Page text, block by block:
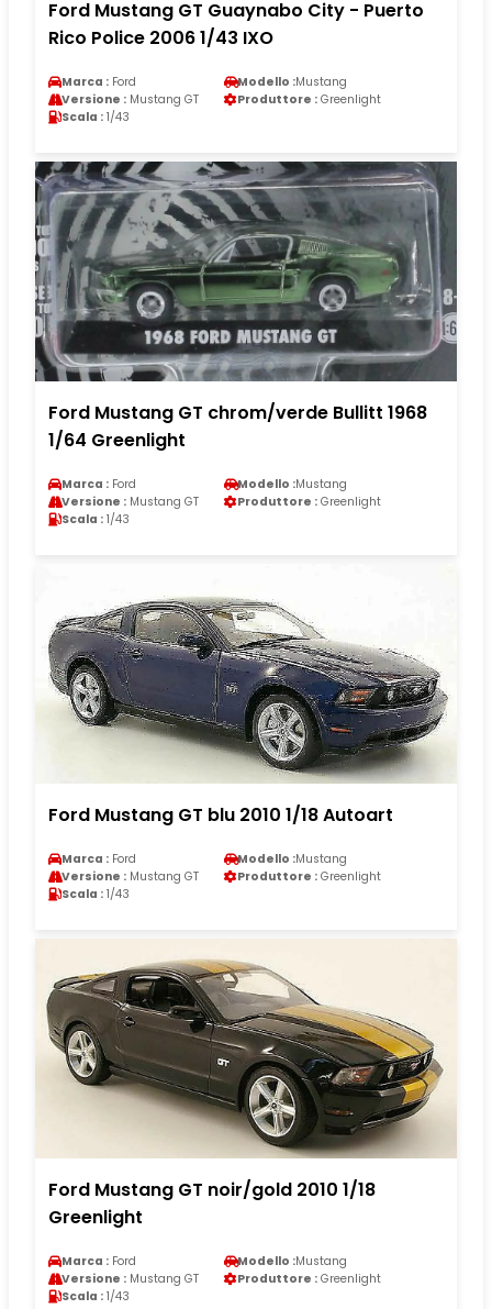
Ford Mustang GT Guaynabo City - Puerto
Rico Police 2006 1/43 IXO
Marca : Ford Modello :Mustang
Versione : Mustang GT Produttore : Greenlight
Scala : 1/43
Ford Mustang GT chrom/verde Bullitt 1968
1/64 Greenlight
Marca : Ford Modello :Mustang
Versione : Mustang GT Produttore : Greenlight
Scala : 1/43
Ford Mustang GT blu 2010 1/18 Autoart
Marca : Ford Modello :Mustang
Versione : Mustang GT Produttore : Greenlight
Scala : 1/43
Ford Mustang GT noir/gold 2010 1/18
Greenlight
Marca : Ford Modello :Mustang
Versione : Mustang GT Produttore : Greenlight
Scala : 1/43